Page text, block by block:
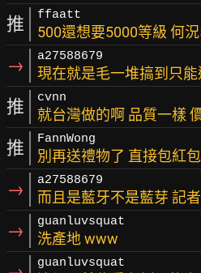
推 ffaatt
500還想要5000等級 何
→ a27588679
現在就是毛一堆搞到只能
推 cvnn
就台灣做的啊 品質一樣
推 FannWong
別再送禮物了 直接包紅
→ a27588679
而且是藍牙不是藍芽 記
→ guanluvsquat
洗產地 www
guanluvsquat